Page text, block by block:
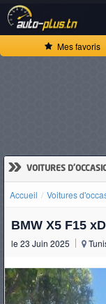
Mes favoris
» VOITURES
Accueil Voitures
BMW X5 F15
le 23 Juin 2025
ACCUEIL
D'OCCASION
CAMIONS